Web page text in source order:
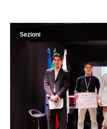
Sezioni